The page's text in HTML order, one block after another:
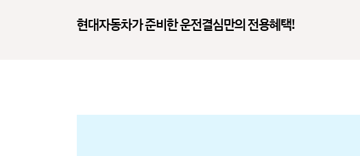
현대자동차가 준비한 운전결심만의 전용혜택!